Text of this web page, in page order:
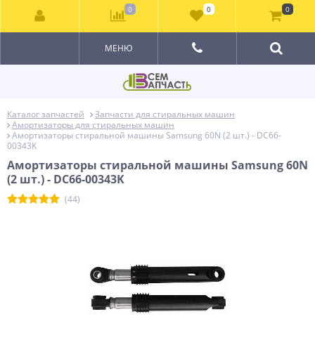
МЕНЮ
Каталог запчастей
Запчасти для стиральных машин
Амортизаторы для стиральных машин
Амортизаторы стиральной машины Samsung 60N (2 шт.) - DC66-
00343K
Амортизаторы стиральной машины Samsung 60N
(2 шт.) - DC66-00343K
(44)
0 0 0